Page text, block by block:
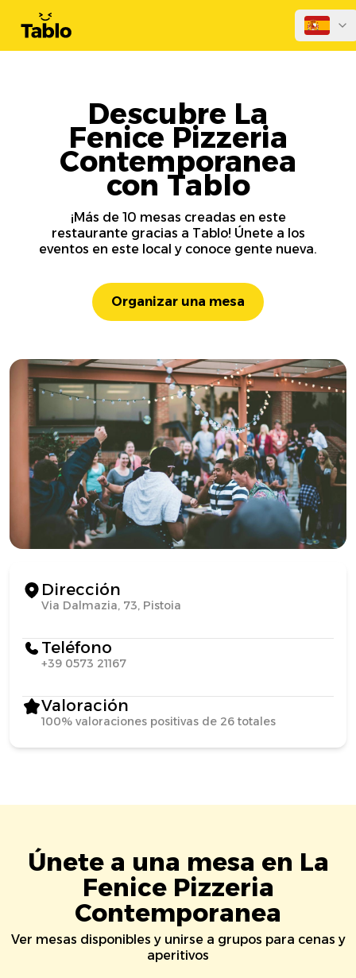
Descubre La
Fenice Pizzeria
Contemporanea
con Tablo
¡Más de 10 mesas creadas en este
restaurante gracias a Tablo! Únete a los
eventos en este local y conoce gente nueva.
Organizar una mesa
Dirección
Via Dalmazia, 73, Pistoia
Teléfono
+39 0573 21167
Valoración
100% valoraciones positivas de 26 totales
Únete a una mesa en La
Fenice Pizzeria
Contemporanea
Ver mesas disponibles y unirse a grupos para cenas y
aperitivos